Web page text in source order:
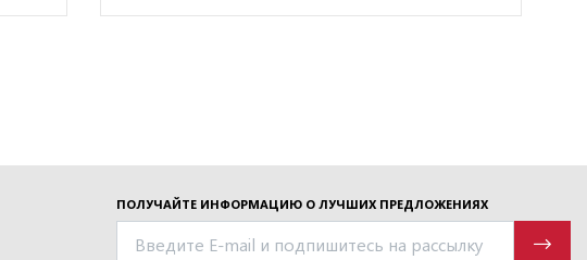
ПОЛУЧАЙТЕ ИНФОРМАЦИЮ О ЛУЧШИХ ПРЕДЛОЖЕНИЯХ